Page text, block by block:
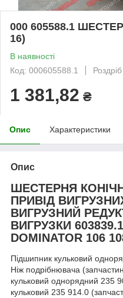
000 605588.1
16)
В наявності
Код: 000605588.1
Роздріб
1 381,82 ₴
Опис Характеристики
Опис
ШЕСТЕРНЯ
ПРИВІД
ВИГРУЗНИЙ
ВИГРУЗКИ
DOMINATOR 106
Підшипник кульковий
Ніж подрібнювача
кульковий однорядний 235
кульковий 235 914.0